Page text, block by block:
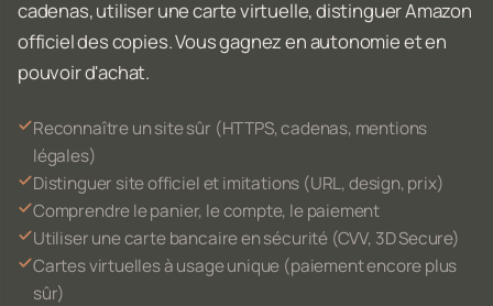
cadenas, utiliser une carte virtuelle, distinguer Amazon
officiel des copies. Vous gagnez en autonomie et en
pouvoir d'achat.
Reconnaître un site sûr (HTTPS, cadenas, mentions
légales)
Distinguer site officiel et imitations (URL, design, prix)
Comprendre le panier, le compte, le paiement
Utiliser une carte bancaire en sécurité (CVV, 3D Secure)
Cartes virtuelles à usage unique (paiement encore plus
sûr)